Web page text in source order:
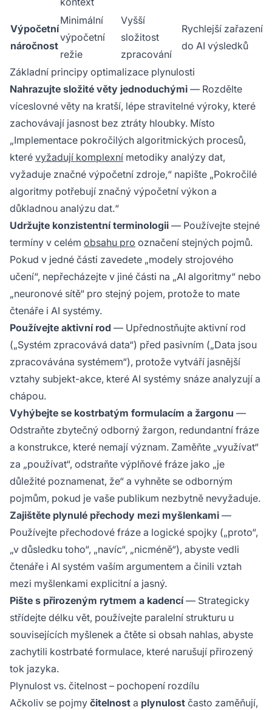
Výpočetní
náročnost
Minimální
výpočetní
režie
Vyšší
složitost
zpracování
Rychlejší zařazení
do AI výsledků
Základní principy optimalizace plynulosti
Nahrazujte složité věty jednoduchými — Rozdělte
víceslovné věty na kratší, lépe stravitelné výroky, které
zachovávají jasnost bez ztráty hloubky. Místo
„Implementace pokročilých algoritmických procesů,
které vyžadují komplexní metodiky analýzy dat,
vyžaduje značné výpočetní zdroje,“ napište „Pokročilé
algoritmy potřebují značný výpočetní výkon a
důkladnou analýzu dat.“
Udržujte konzistentní terminologii — Používejte stejné
termíny v celém obsahu pro označení stejných pojmů.
Pokud v jedné části zavedete „modely strojového
učení“, nepřecházejte v jiné části na „AI algoritmy“ nebo
„neuronové sítě“ pro stejný pojem, protože to mate
čtenáře i AI systémy.
Používejte aktivní rod — Upřednostňujte aktivní rod
(„Systém zpracovává data“) před pasivním („Data jsou
zpracovávána systémem“), protože vytváří jasnější
vztahy subjekt-akce, které AI systémy snáze analyzují a
chápou.
Vyhýbejte se kostrbatým formulacím a žargonu —
Odstraňte zbytečný odborný žargon, redundantní fráze
a konstrukce, které nemají význam. Zaměňte „využívat“
za „používat“, odstraňte výplňové fráze jako „je
důležité poznamenat, že“ a vyhněte se odborným
pojmům, pokud je vaše publikum nezbytně nevyžaduje.
Zajištěte plynulé přechody mezi myšlenkami —
Používejte přechodové fráze a logické spojky („proto“,
„v důsledku toho“, „navíc“, „nicméně“), abyste vedli
čtenáře i AI systém vaším argumentem a činili vztah
mezi myšlenkami explicitní a jasný.
Pište s přirozeným rytmem a kadencí— Strategicky
střídejte délku vět, používejte paralelní strukturu u
souvisejících myšlenek a čtěte si obsah nahlas, abyste
zachytili kostrbaté formulace, které narušují přirozený
tok jazyka.
Plynulost vs. čitelnost – pochopení rozdílu
Ačkoliv se pojmy čitelnost a plynulost často zaměňují,